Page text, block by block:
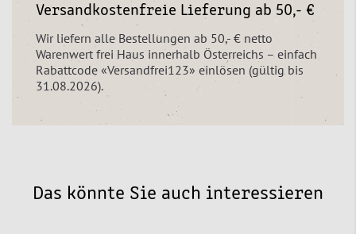
Versandkostenfreie Lieferung ab 50,- €
Wir liefern alle Bestellungen ab 50,- € netto
Warenwert frei Haus innerhalb Österreichs – einfach
Rabattcode «Versandfrei123» einlösen (gültig bis
31.08.2026).
Das könnte Sie auch interessieren